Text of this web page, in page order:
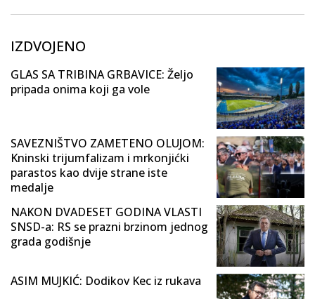
IZDVOJENO
GLAS SA TRIBINA GRBAVICE: Željo
pripada onima koji ga vole
SAVEZNIŠTVO ZAMETENO OLUJOM:
Kninski trijumfalizam i mrkonjićki
parastos kao dvije strane iste
medalje
NAKON DVADESET GODINA VLASTI
SNSD-a: RS se prazni brzinom jednog
grada godišnje
ASIM MUJKIĆ: Dodikov Kec iz rukava